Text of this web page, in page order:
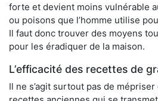
forte et devient moins vulnérable
ou poisons que l’homme utilise
Il faut donc trouver des moyens
pour les éradiquer de la maison.
L’efficacité des recettes de
Il ne s’agit surtout pas de